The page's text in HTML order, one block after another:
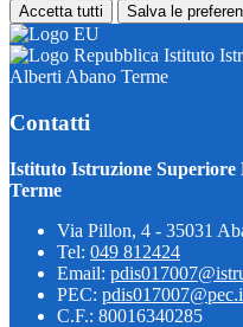
Accetta tutti Salva le
Istituto
Alberti Abano Terme
Contatti
Istituto Istruzione
Terme
Via Pillon, 4 - 35031
Tel: 049 812424
Email:
PEC:
C.F.: 80016340285